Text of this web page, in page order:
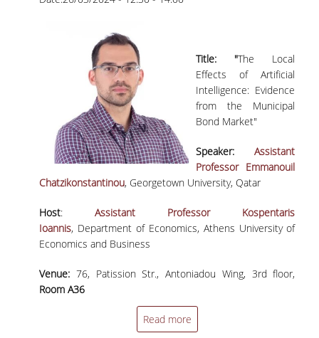
ΠΕΡΙΒΑΛΛΟΝ - ΥΠΟΔΟΜΗ
ΔΙΑΣΦΑΛΙΣΗ ΠΟΙΟΤΗΤΑΣ
ΠΟΛΙΤΙΚΗ ΠΟΙΟΤΗΤΑΣ
ΠΟΛΙΤΙΚΗ ΠΟΙΟΤΗΤΑΣ ΤΟΥ ΠΠΣ
ΣΤΡΑΤΗΓΙΚΗ ΠΡΟΠΤΥΧΙΑΚΟΥ
ΠΡΟΓΡΑΜΜΑΤΟΣ ΤΜΗΜΑΤΟΣ
ΔΕΔΟΜΕΝΑ ΠΟΙΟΤΗΤΑΣ
ΠΙΣΤΟΠΟΙΗΣΗ
ΑΠΟ ΤΕΛΕΙΟΦΟΙΤΟΥΣ
Title: "The Local
Effects of Artificial
Intelligence: Evidence
from the Municipal
Bond Market"
Speaker:
Assistant
Professor Emmanouil
Chatzikonstantinou, Georgetown University, Qatar
Host:Assistant Professor Kospentaris
Ioannis, Department of Economics, Athens University of
Economics and Business
Venue: 76, Patission Str., Antoniadou Wing, 3rd floor,
Room A36
Read more